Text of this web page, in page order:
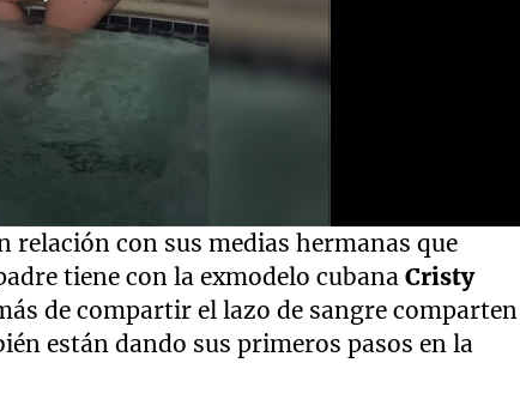
relación con sus medias hermanas que
tiene con la exmodelo cubanaCristy
de compartir el lazo de sangre comparten
están dando sus primeros pasos en la